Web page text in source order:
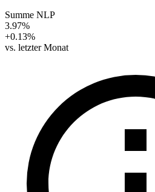
Summe NLP
3.97%
+0.13%
vs. letzter Monat